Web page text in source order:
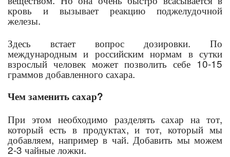
кровь и вызывает реакцию поджелудочной
железы.
Здесь встает вопрос дозировки. По
международным и российским нормам в сутки
взрослый человек может позволить себе 10-15
граммов добавленного сахара.
Чем заменить сахар?
При этом необходимо разделять сахар на тот,
который есть в продуктах, и тот, который мы
добавляем, например в чай. Добавить мы можем
2-3 чайные ложки.